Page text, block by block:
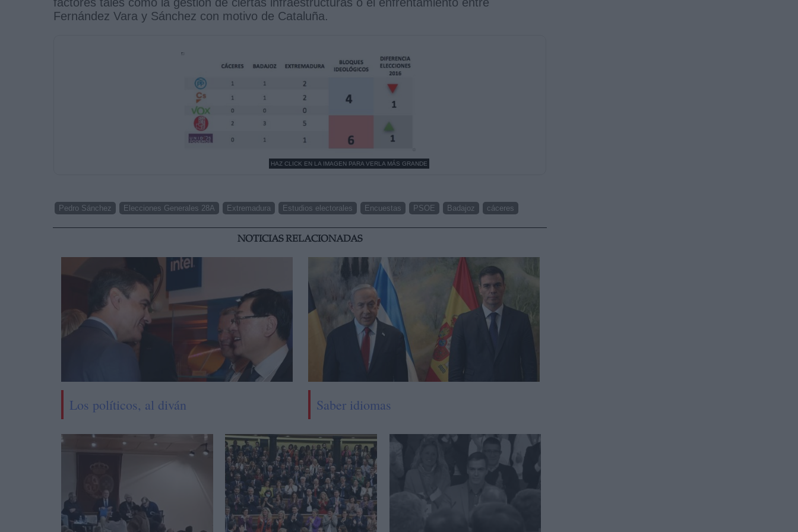
Fernández Vara y Sánchez con motivo de Cataluña.
HAZ CLICK EN LA IMAGEN PARA VERLA MÁS GRANDE
Pedro Sánchez Elecciones Generales 28A Extremadura Estudios electorales Encuestas PSOE Badajoz cáceres
NOTICIAS RELACIONADAS
Los políticos, al diván Saber idiomas